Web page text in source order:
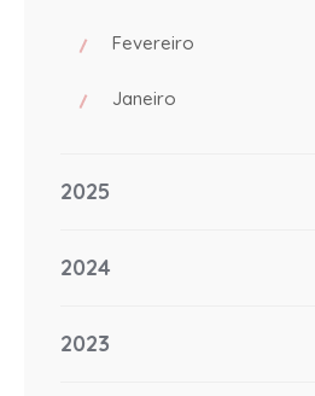
Fevereiro
Janeiro
2025
2024
2023